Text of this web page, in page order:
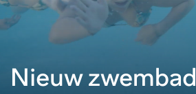
Nieuw zwembad